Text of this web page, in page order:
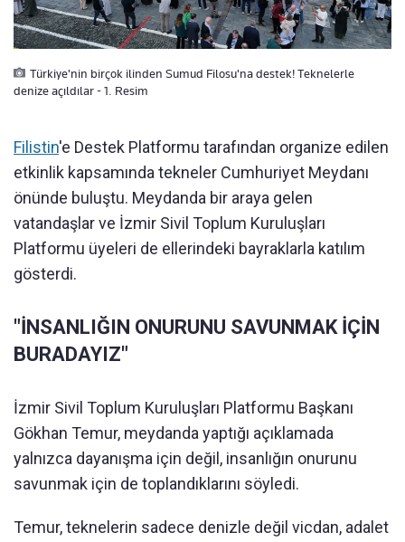
Türkiye'nin birçok ilinden Sumud Filosu'na destek! Teknelerle
denize açıldılar - 1. Resim
Filistin'e Destek Platformu tarafından organize edilen
etkinlik kapsamında tekneler Cumhuriyet Meydanı
önünde buluştu. Meydanda bir araya gelen
vatandaşlar ve İzmir Sivil Toplum Kuruluşları
Platformu üyeleri de ellerindeki bayraklarla katılım
gösterdi.
"İNSANLIĞIN ONURUNU SAVUNMAK İÇİN
BURADAYIZ"
İzmir Sivil Toplum Kuruluşları Platformu Başkanı
Gökhan Temur, meydanda yaptığı açıklamada
yalnızca dayanışma için değil, insanlığın onurunu
savunmak için de toplandıklarını söyledi.
Temur, teknelerin sadece denizle değil vicdan, adalet